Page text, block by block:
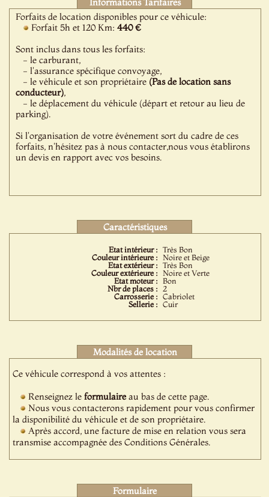
Forfaits de location disponibles pour ce véhicule:
Forfait 5h et 120 Km:440 €
Sont inclus dans tous les forfaits:
- le carburant,
- l'assurance spécifique convoyage,
- le véhicule et son propriétaire (Pas de location sans
conducteur),
- le déplacement du véhicule (départ et retour au lieu de
parking).
Si l'organisation de votre événement sort du cadre de ces
forfaits, n'hésitez pas à nous contacter,nous vous établirons
un devis en rapport avec vos besoins.
Caractéristiques
Etat intérieur : Très Bon
Couleur intérieure : Noire et Beige
Etat extérieur : Très Bon
Couleur extérieure : Noire et Verte
Etat moteur : Bon
Nbr de places :
2
Carrosserie : Cabriolet
Sellerie : Cuir
Modalités de location
Ce véhicule correspond à vos attentes :
Renseignez leformulaireau bas de cette page.
Nous vous contacterons rapidement pour vous confirmer
la disponibilité du véhicule et de son propriétaire.
Après accord, une facture de mise en relation vous sera
transmise accompagnée des Conditions Générales.
Formulaire